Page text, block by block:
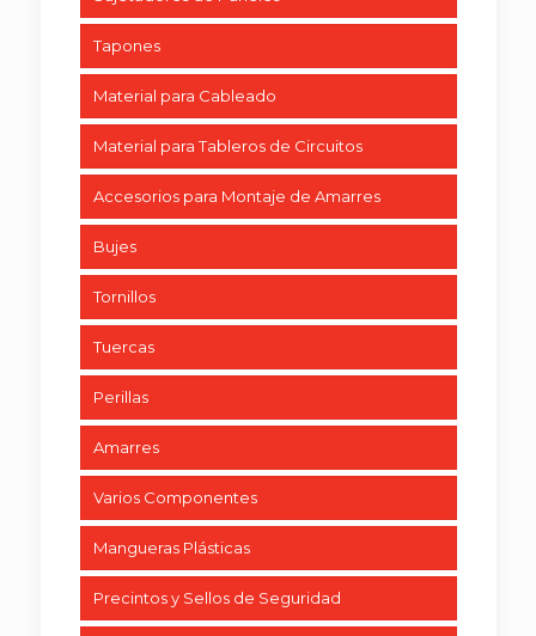
Tapones
Material para Cableado
Material para Tableros de Circuitos
Accesorios para Montaje de Amarres
Bujes
Tornillos
Tuercas
Perillas
Amarres
Varios Componentes
Mangueras Plásticas
Precintos y Sellos de Seguridad